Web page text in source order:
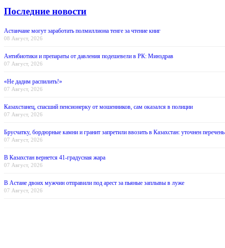
Последние новости
Астанчане могут заработать полмиллиона тенге за чтение книг
08 Август, 2026
Антибиотики и препараты от давления подешевели в РК: Минздрав
07 Август, 2026
«Не дадим распилить!»
07 Август, 2026
Казахстанец, спасший пенсионерку от мошенников, сам оказался в полиции
07 Август, 2026
Брусчатку, бордюрные камни и гранит запретили ввозить в Казахстан: уточнен перечень
07 Август, 2026
В Казахстан вернется 41-градусная жара
07 Август, 2026
В Астане двоих мужчин отправили под арест за пьяные заплывы в луже
07 Август, 2026